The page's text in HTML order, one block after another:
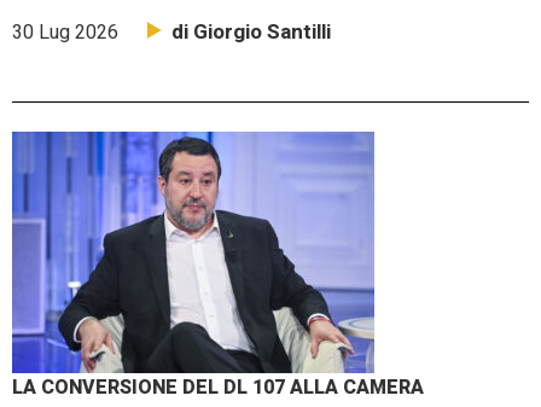
30 Lug 2026 di Giorgio Santilli
LA CONVERSIONE DEL DL 107 ALLA CAMERA